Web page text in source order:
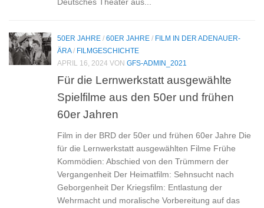
50ER JAHRE / 60ER JAHRE / FILM IN DER ADENAUER-
ÄRA/ FILMGESCHICHTE
APRIL 16, 2024 VON GFS-ADMIN_2021
Für die Lernwerkstatt ausgewählte
Spielfilme aus den 50er und frühen
60er Jahren
Film in der BRD der 50er und frühen 60er Jahre Die
für die Lernwerkstatt ausgewählten Filme Frühe
Kommödien: Abschied von den Trümmern der
Vergangenheit Der Heimatfilm: Sehnsucht nach
Geborgenheit Der Kriegsfilm: Entlastung der
Wehrmacht und moralische Vorbereitung auf das